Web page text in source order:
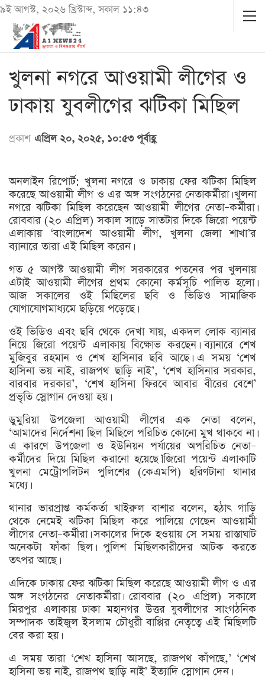
৯ই আগস্ট, ২০২৬ খ্রিস্টাব্দ, সকাল ১১:৪৩
খুলনা নগরে আওয়ামী লীগের ও
ঢাকায় যুবলীগের ঝটিকা মিছিল
প্রকাশ এপ্রিল ২০, ২০২৫, ১০:৫৩ পূর্বাহ্ণ
অনলাইন রিপোর্ট: খুলনা নগরে ও ঢাকায় ফের ঝটিকা মিছিল
করেছে আওয়ামী লীগ ও এর অঙ্গ সংগঠনের নেতাকর্মীরা। খুলনা
নগরে ঝটিকা মিছিল করেছেন আওয়ামী লীগের নেতা–কর্মীরা।
রোববার (২০ এপ্রিল) সকাল সাড়ে সাতটার দিকে জিরো পয়েন্ট
এলাকায় ‘বাংলাদেশ আওয়ামী লীগ, খুলনা জেলা শাখা’র
ব্যানারে তারা এই মিছিল করেন।
গত ৫ আগস্ট আওয়ামী লীগ সরকারের পতনের পর খুলনায়
এটাই আওয়ামী লীগের প্রথম কোনো কর্মসূচি পালিত হলো।
আজ সকালের ওই মিছিলের ছবি ও ভিডিও সামাজিক
যোগাযোগমাধ্যমে ছড়িয়ে পড়েছে।
ওই ভিডিও এবং ছবি থেকে দেখা যায়, একদল লোক ব্যানার
নিয়ে জিরো পয়েন্ট এলাকায় বিক্ষোভ করছেন। ব্যানারে শেখ
মুজিবুর রহমান ও শেখ হাসিনার ছবি আছে। এ সময় ‘শেখ
হাসিনা ভয় নাই, রাজপথ ছাড়ি নাই’, ‘শেখ হাসিনার সরকার,
বারবার দরকার’, ‘শেখ হাসিনা ফিরবে আবার বীরের বেশে’
প্রভৃতি স্লোগান দেওয়া হয়।
ডুমুরিয়া উপজেলা আওয়ামী লীগের এক নেতা বলেন,
‘আমাদের নির্দেশনা ছিল মিছিলে পরিচিত কোনো মুখ থাকবে না।
এ কারণে উপজেলা ও ইউনিয়ন পর্যায়ের অপরিচিত নেতা–
কর্মীদের দিয়ে মিছিল করানো হয়েছে।’জিরো পয়েন্ট এলাকাটি
খুলনা মেট্রোপলিটন পুলিশের (কেএমপি) হরিণটানা থানার
মধ্যে।
থানার ভারপ্রাপ্ত কর্মকর্তা খাইরুল বাশার বলেন, হঠাৎ গাড়ি
থেকে নেমেই ঝটিকা মিছিল করে পালিয়ে গেছেন আওয়ামী
লীগের নেতা–কর্মীরা। সকালের দিকে হওয়ায় সে সময় রাস্তাঘাট
অনেকটা ফাঁকা ছিল। পুলিশ মিছিলকারীদের আটক করতে
তৎপর আছে।
এদিকে ঢাকায় ফের ঝটিকা মিছিল করেছে আওয়ামী লীগ ও এর
অঙ্গ সংগঠনের নেতাকর্মীরা। রোববার (২০ এপ্রিল) সকালে
মিরপুর এলাকায় ঢাকা মহানগর উত্তর যুবলীগের সাংগঠনিক
সম্পাদক তাইজুল ইসলাম চৌধুরী বাপ্পির নেতৃত্বে এই মিছিলটি
বের করা হয়।
এ সময় তারা ‘শেখ হাসিনা আসছে, রাজপথ কাঁপছে,’ ‘শেখ
হাসিনা ভয় নাই, রাজপথ ছাড়ি নাই’ ইত্যাদি স্লোগান দেন।